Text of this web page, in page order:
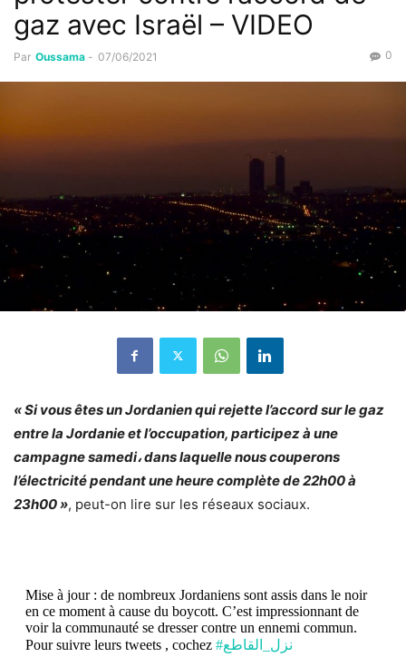
gaz avec Israël – VIDEO
Par Oussama - 07/06/2021 0
« Si vous êtes un Jordanien qui rejette l’accord sur le gaz
entre la Jordanie et l’occupation, participez à une
campagne samedi،dans laquelle nous couperons
l’électricité pendant une heure complète de 22h00 à
23h00 », peut-on lire sur les réseaux sociaux.
Mise à jour : de nombreux Jordaniens sont assis dans le noir
en ce moment à cause du boycott. C’est impressionnant de
voir la communauté se dresser contre un ennemi commun.
Pour suivre leurs tweets , cochez
#نزل_القاطع